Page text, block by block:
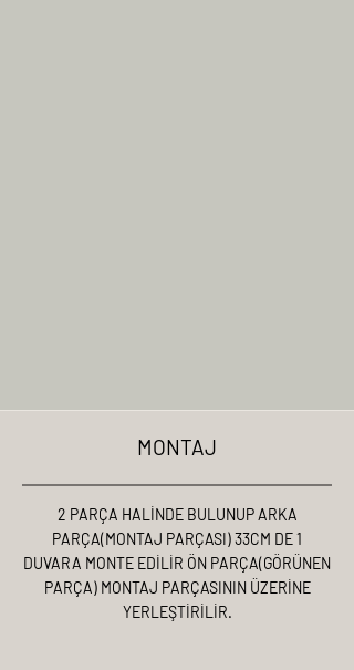
MONTAJ
2 PARÇA HALİNDE BULUNUP ARKA
PARÇA(MONTAJ PARÇASI) 33CM DE 1
DUVARA MONTE EDİLİR ÖN PARÇA(GÖRÜNEN
PARÇA) MONTAJ PARÇASININ ÜZERİNE
YERLEŞTİRİLİR.